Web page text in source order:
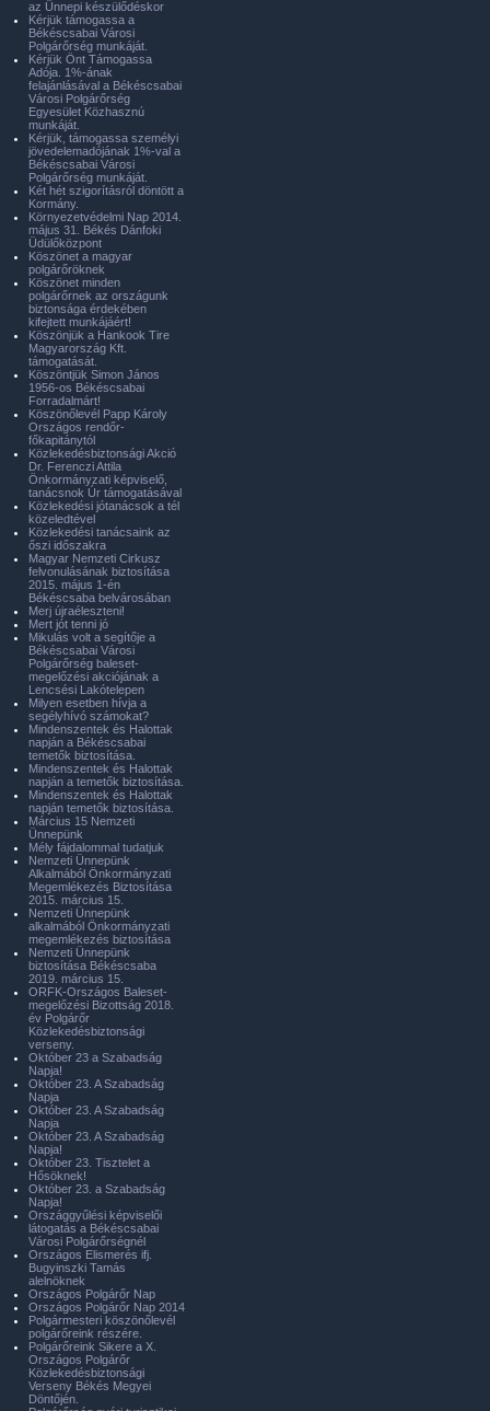
az Ünnepi készülődéskor
Kérjük támogassa a
Békéscsabai Városi
Polgárőrség munkáját.
Kérjük Önt Támogassa
Adója. 1%-ának
felajánlásával a Békéscsabai
Városi Polgárőrség
Egyesület Közhasznú
munkáját.
Kérjük, támogassa személyi
jövedelemadójának 1%-val a
Békéscsabai Városi
Polgárőrség munkáját.
Két hét szigorításról döntött a
Kormány.
Környezetvédelmi Nap 2014.
május 31. Békés Dánfoki
Üdülőközpont
Köszönet a magyar
polgárőröknek
Köszönet minden
polgárőrnek az országunk
biztonsága érdekében
kifejtett munkájáért!
Köszönjük a Hankook Tire
Magyarország Kft.
támogatását.
Köszöntjük Simon János
1956-os Békéscsabai
Forradalmárt!
Köszönőlevél Papp Károly
Országos rendőr-
főkapitánytól
Közlekedésbiztonsági Akció
Dr. Ferenczi Attila
Önkormányzati képviselő,
tanácsnok Úr támogatásával
Közlekedési jótanácsok a tél
közeledtével
Közlekedési tanácsaink az
őszi időszakra
Magyar Nemzeti Cirkusz
felvonulásának biztosítása
2015. május 1-én
Békéscsaba belvárosában
Merj újraéleszteni!
Mert jót tenni jó
Mikulás volt a segítője a
Békéscsabai Városi
Polgárőrség baleset-
megelőzési akciójának a
Lencsési Lakótelepen
Milyen esetben hívja a
segélyhívó számokat?
Mindenszentek és Halottak
napján a Békéscsabai
temetők biztosítása.
Mindenszentek és Halottak
napján a temetők biztosítása.
Mindenszentek és Halottak
napján temetők biztosítása.
Március 15 Nemzeti
Ünnepünk
Mély fájdalommal tudatjuk
Nemzeti Ünnepünk
Alkalmából Önkormányzati
Megemlékezés Biztosítása
2015. március 15.
Nemzeti Ünnepünk
alkalmából Önkormányzati
megemlékezés biztosítása
Nemzeti Ünnepünk
biztosítása Békéscsaba
2019. március 15.
ORFK-Országos Baleset-
megelőzési Bizottság 2018.
év Polgárőr
Közlekedésbiztonsági
verseny.
Október 23 a Szabadság
Napja!
Október 23. A Szabadság
Napja
Október 23. A Szabadság
Napja
Október 23. A Szabadság
Napja!
Október 23. Tisztelet a
Hősöknek!
Október 23. a Szabadság
Napja!
Országgyűlési képviselői
látogatás a Békéscsabai
Városi Polgárőrségnél
Országos Elismerés ifj.
Bugyinszki Tamás
alelnöknek
Országos Polgárőr Nap
Országos Polgárőr Nap 2014
Polgármesteri köszönőlevél
polgárőreink részére.
Polgárőreink Sikere a X.
Országos Polgárőr
Közlekedésbiztonsági
Verseny Békés Megyei
Döntőjén.